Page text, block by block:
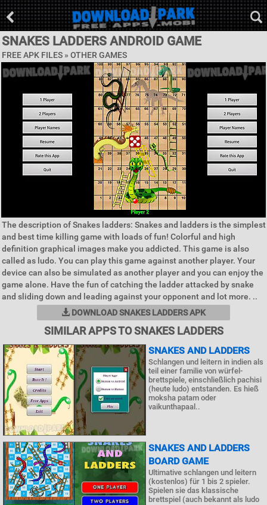
SNAKES LADDERS ANDROID GAME
FREE APK FILES » OTHER GAMES
The description of Snakes ladders: Snakes and ladders is the simplest
and best time killing game with loads of fun! Colorful and high
definition graphical images make you addicted. This game is also
called as ludo. You can play this game against another player. Your
device can also be simulated as another player and you can enjoy the
game alone. Have the fun of catching the ladder attacked by snake
and sliding down and leading against your opponent and lot more. ..
DOWNLOAD SNAKES LADDERS APK
SIMILAR APPS TO SNAKES LADDERS
SNAKES AND LADDERS
Schlangen und leitern in indien als
teil einer familie von würfel-
brettspiele, einschließlich pachisi
(heute ludo) entstanden. Es hieß
moksha patam oder
vaikunthapaal..
SNAKES AND LADDERS
BOARD GAME
Ultimative schlangen und leitern
(kostenlos) für 1 bis 2 spieler.
Spielen sie das klassische
brettspiel (auch bekannt als ludo